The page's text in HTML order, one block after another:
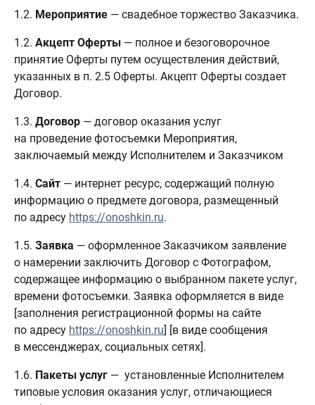
1.2. Мероприятие — свадебное торжество Заказчика.
1.2. Акцепт Оферты — полное и безоговорочное
принятие Оферты путем осуществления действий,
указанных в п. 2.5 Оферты. Акцепт Оферты создает
Договор.
1.3. Договор — договор оказания услуг
на проведение фотосъемки Мероприятия,
заключаемый между Исполнителем и Заказчиком
1.4. Сайт — интернет ресурс, содержащий полную
информацию о предмете договора, размещенный
по адресу https://onoshkin.ru.
1.5. Заявка — оформленное Заказчиком заявление
о намерении заключить Договор с Фотографом,
содержащее информацию о выбранном пакете услуг,
времени фотосъемки. Заявка оформляется в виде
[заполнения регистрационной формы на сайте
по адресу https://onoshkin.ru] [в виде сообщения
в мессенджерах, социальных сетях].
1.6. Пакеты услуг — установленные Исполнителем
типовые условия оказания услуг, отличающиеся